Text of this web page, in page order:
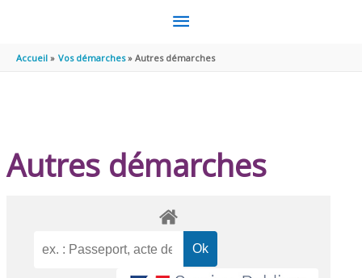
MENU
PRINCIPAL
Accueil Vos démarches Autres démarches
Autres démarches